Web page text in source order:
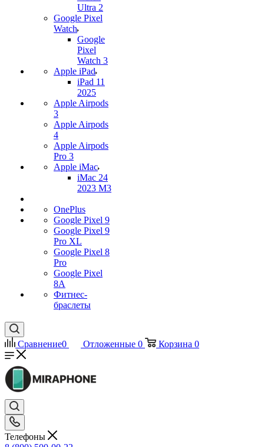
Ultra 2
Google Pixel
Watch
Google
Pixel
Watch 3
Apple iPad
iPad 11
2025
Apple Airpods
3
Apple Airpods
4
Apple Airpods
Pro 3
Apple iMac
iMac 24
2023 M3
OnePlus
Google Pixel 9
Google Pixel 9
Pro XL
Google Pixel 8
Pro
Google Pixel
8A
Фитнес-
браслеты
Сравнение0 Отложенные 0 Корзина 0
Телефоны